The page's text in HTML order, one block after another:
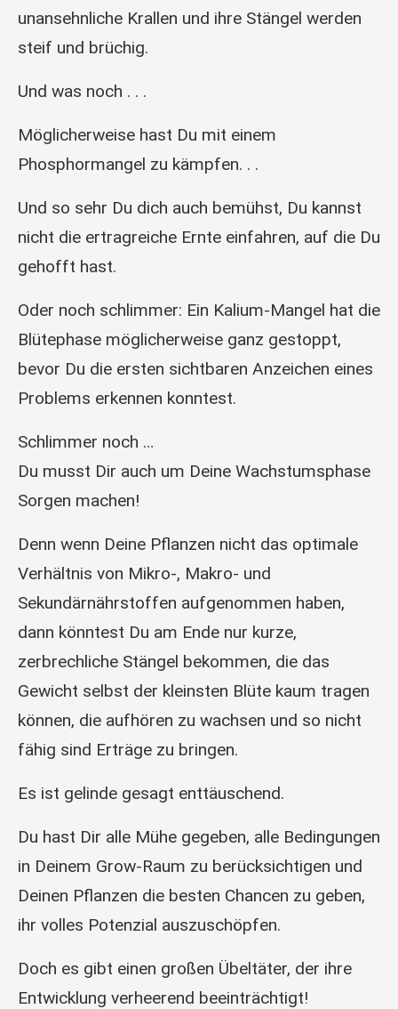
unansehnliche Krallen und ihre Stängel werden
steif und brüchig.
Und was noch . . .
Möglicherweise hast Du mit einem
Phosphormangel zu kämpfen. . .
Und so sehr Du dich auch bemühst, Du kannst
nicht die ertragreiche Ernte einfahren, auf die Du
gehofft hast.
Oder noch schlimmer: Ein Kalium-Mangel hat die
Blütephase möglicherweise ganz gestoppt,
bevor Du die ersten sichtbaren Anzeichen eines
Problems erkennen konntest.
Schlimmer noch …
Du musst Dir auch um Deine Wachstumsphase
Sorgen machen!
Denn wenn Deine Pflanzen nicht das optimale
Verhältnis von Mikro-, Makro- und
Sekundärnährstoffen aufgenommen haben,
dann könntest Du am Ende nur kurze,
zerbrechliche Stängel bekommen, die das
Gewicht selbst der kleinsten Blüte kaum tragen
können, die aufhören zu wachsen und so nicht
fähig sind Erträge zu bringen.
Es ist gelinde gesagt enttäuschend.
Du hast Dir alle Mühe gegeben, alle Bedingungen
in Deinem Grow-Raum zu berücksichtigen und
Deinen Pflanzen die besten Chancen zu geben,
ihr volles Potenzial auszuschöpfen.
Doch es gibt einen großen Übeltäter, der ihre
Entwicklung verheerend beeinträchtigt!